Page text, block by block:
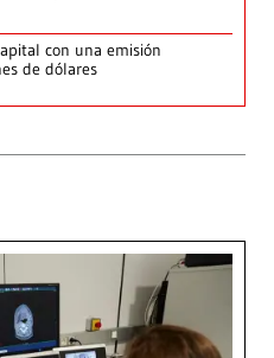
con una emisión
de dólares